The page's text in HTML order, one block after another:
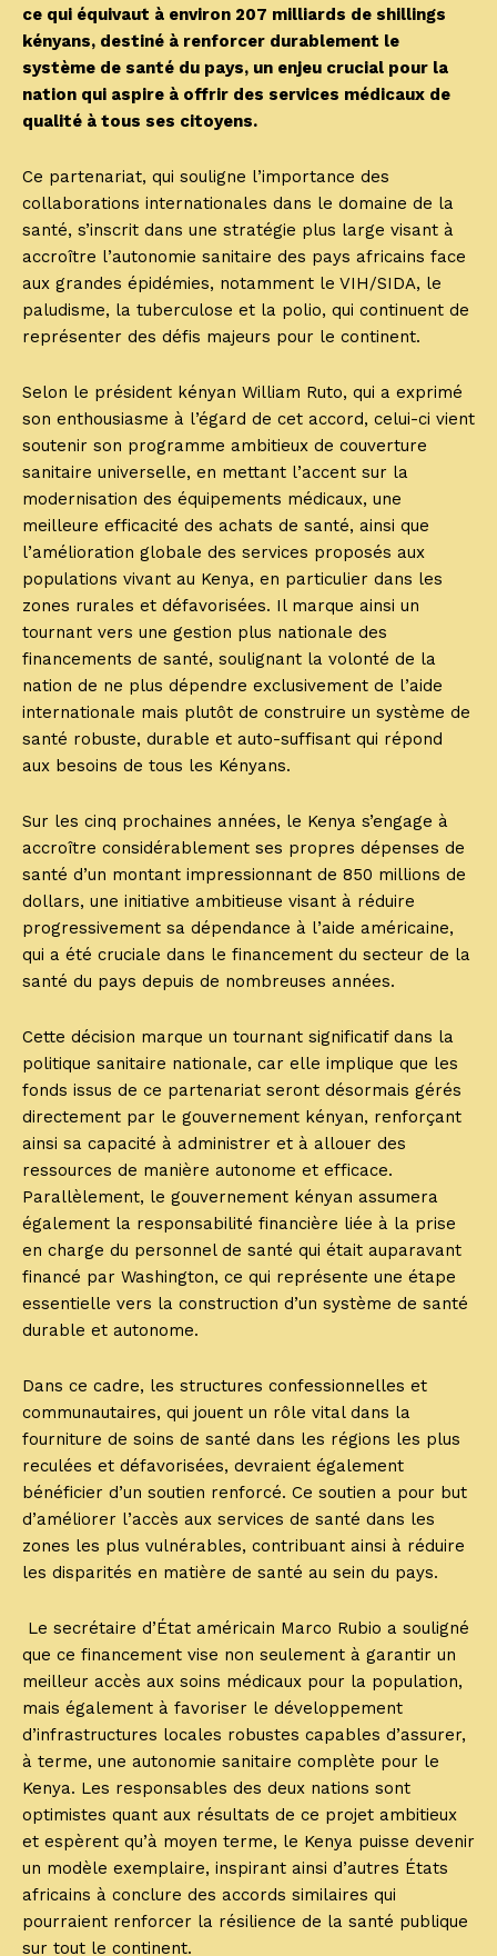
ce qui équivaut à environ 207 milliards de shillings
kényans, destiné à renforcer durablement le
système de santé du pays, un enjeu crucial pour la
nation qui aspire à offrir des services médicaux de
qualité à tous ses citoyens.
Ce partenariat, qui souligne l’importance des
collaborations internationales dans le domaine de la
santé, s’inscrit dans une stratégie plus large visant à
accroître l’autonomie sanitaire des pays africains face
aux grandes épidémies, notamment le VIH/SIDA, le
paludisme, la tuberculose et la polio, qui continuent de
représenter des défis majeurs pour le continent.
Selon le président kényan William Ruto, qui a exprimé
son enthousiasme à l’égard de cet accord, celui-ci vient
soutenir son programme ambitieux de couverture
sanitaire universelle, en mettant l’accent sur la
modernisation des équipements médicaux, une
meilleure efficacité des achats de santé, ainsi que
l’amélioration globale des services proposés aux
populations vivant au Kenya, en particulier dans les
zones rurales et défavorisées. Il marque ainsi un
tournant vers une gestion plus nationale des
financements de santé, soulignant la volonté de la
nation de ne plus dépendre exclusivement de l’aide
internationale mais plutôt de construire un système de
santé robuste, durable et auto-suffisant qui répond
aux besoins de tous les Kényans.
Sur les cinq prochaines années, le Kenya s’engage à
accroître considérablement ses propres dépenses de
santé d’un montant impressionnant de 850 millions de
dollars, une initiative ambitieuse visant à réduire
progressivement sa dépendance à l’aide américaine,
qui a été cruciale dans le financement du secteur de la
santé du pays depuis de nombreuses années.
Cette décision marque un tournant significatif dans la
politique sanitaire nationale, car elle implique que les
fonds issus de ce partenariat seront désormais gérés
directement par le gouvernement kényan, renforçant
ainsi sa capacité à administrer et à allouer des
ressources de manière autonome et efficace.
Parallèlement, le gouvernement kényan assumera
également la responsabilité financière liée à la prise
en charge du personnel de santé qui était auparavant
financé par Washington, ce qui représente une étape
essentielle vers la construction d’un système de santé
durable et autonome.
Dans ce cadre, les structures confessionnelles et
communautaires, qui jouent un rôle vital dans la
fourniture de soins de santé dans les régions les plus
reculées et défavorisées, devraient également
bénéficier d’un soutien renforcé. Ce soutien a pour but
d’améliorer l’accès aux services de santé dans les
zones les plus vulnérables, contribuant ainsi à réduire
les disparités en matière de santé au sein du pays.
Le secrétaire d’État américain Marco Rubio a souligné
que ce financement vise non seulement à garantir un
meilleur accès aux soins médicaux pour la population,
mais également à favoriser le développement
d’infrastructures locales robustes capables d’assurer,
à terme, une autonomie sanitaire complète pour le
Kenya. Les responsables des deux nations sont
optimistes quant aux résultats de ce projet ambitieux
et espèrent qu’à moyen terme, le Kenya puisse devenir
un modèle exemplaire, inspirant ainsi d’autres États
africains à conclure des accords similaires qui
pourraient renforcer la résilience de la santé publique
sur tout le continent.